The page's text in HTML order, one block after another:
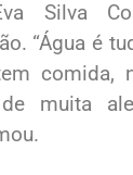
Silva
“Água é
comida,
muita